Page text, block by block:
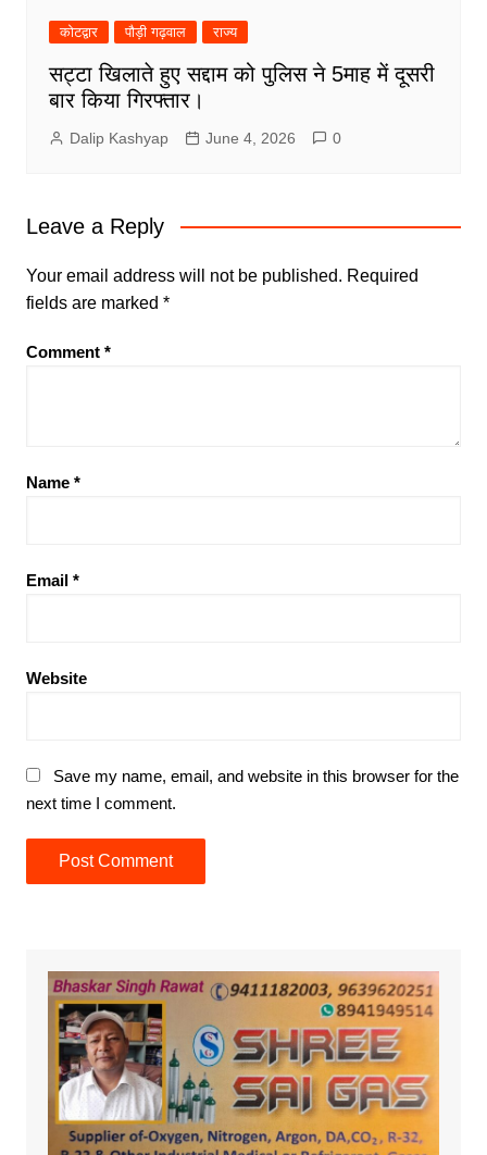
कोटद्वार पौड़ी गढ़वाल राज्य
सट्टा खिलाते हुए सद्दाम को पुलिस ने 5माह में दूसरी
बार किया गिरफ्तार।
Dalip Kashyap June 4, 2026 0
Leave a Reply
Your email address will not be published. Required
fields are marked *
Comment *
Name *
Email *
Website
Save my name, email, and website in this browser for the
next time I comment.